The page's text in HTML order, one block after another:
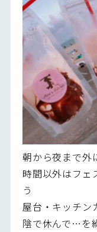
朝から夜まで外
時間以外はフェ
う
屋台・キッチン
陰で休んで…を